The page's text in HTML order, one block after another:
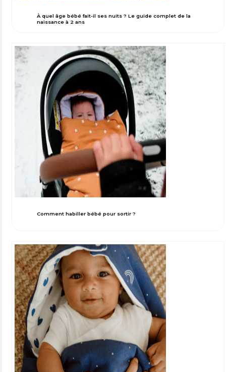
À quel âge bébé fait-il ses nuits ? Le guide complet de la
naissance à 2 ans
Comment habiller bébé pour sortir ?